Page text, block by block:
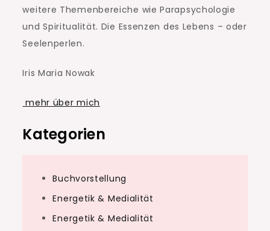
weitere Themenbereiche wie Parapsychologie
und Spiritualität. Die Essenzen des Lebens – oder
Seelenperlen.
Iris Maria Nowak
mehr über mich
Kategorien
Buchvorstellung
Energetik & Medialität
Energetik & Medialität